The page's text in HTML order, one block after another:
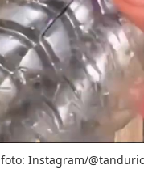
foto: Instagram/